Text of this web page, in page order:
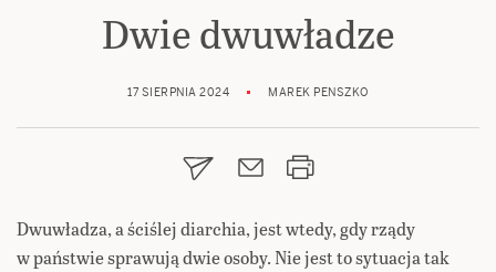
Dwie dwuwładze
17 SIERPNIA 2024 MAREK PENSZKO
Dwuwładza, a ściślej diarchia, jest wtedy, gdy rządy
w państwie sprawują dwie osoby. Nie jest to sytuacja tak